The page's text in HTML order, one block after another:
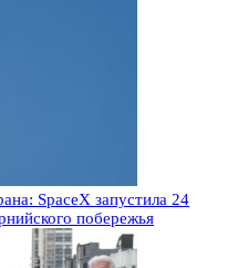
SpaceX запустила 24
побережья